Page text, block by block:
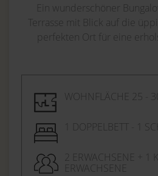
Ein wunderschöner
Terrasse mit Blick auf die
perfekten Ort für eine
WOHNFLÄCHE 25 -
1 DOPPELBETT - 1
2 ERWACHSENE + 1
ERWACHSENE